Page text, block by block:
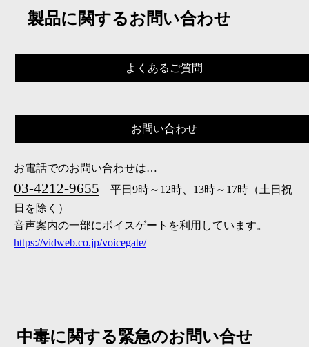
製品に関するお問い合わせ
よくあるご質問
お問い合わせ
お電話でのお問い合わせは…
03-4212-9655 平日9時～12時、13時～17時（土日祝
日を除く）
音声案内の一部にボイスゲートを利用しています。
https://vidweb.co.jp/voicegate/
中毒に関する緊急のお問い合せ